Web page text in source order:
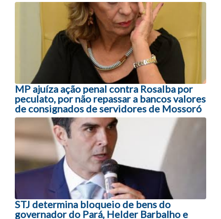
Navegação entre posts
MP ajuíza ação penal contra Rosalba por
peculato, por não repassar a bancos valores
de consignados de servidores de Mossoró
STJ determina bloqueio de bens do
governador do Pará, Helder Barbalho e